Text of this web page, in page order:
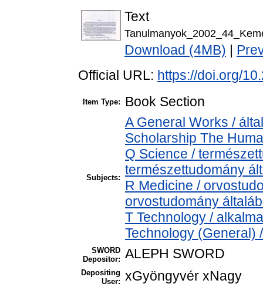
Text
Download (4MB)
Official URL: https://doi.org/
Item Type: Book Section
Subjects:
A General Works /
Scholarship The
Q Science /
természettudomány
R Medicine /
orvostudomány
T Technology /
Technology (General)
SWORD
Depositor: ALEPH SWORD
Depositing
User: xGyöngyvér xNagy